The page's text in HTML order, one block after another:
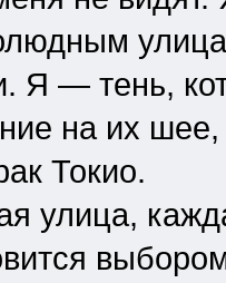
Я — тень,
на их шее,
Токио.
улица,